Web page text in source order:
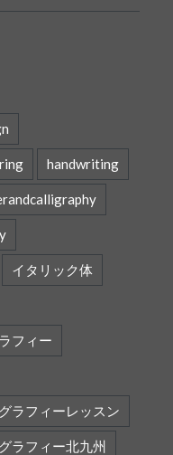
handwriting
イタリック体
フィー
ラフィーレッスン
ラフィー北九州